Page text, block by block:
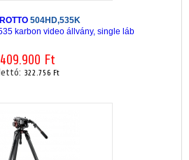
504HD,535K
karbon video állvány, single láb
409.900 Ft
322.756 Ft